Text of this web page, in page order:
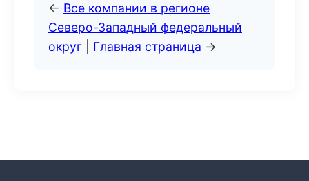
← Все компании в регионе
Северо-Западный федеральный
округ
Главная страница →